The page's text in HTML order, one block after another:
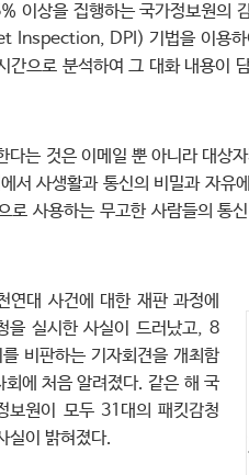
이상을 집행하는 국가정보원의
Inspection, DPI) 기법을 이용하
간으로 분석하여 그 대화 내용이
다는 것은 이메일 뿐 아니라 대상
서 사생활과 통신의 비밀과 자유
로 사용하는 무고한 사람들의 통
연대 사건에 대한 재판 과정에
을 실시한 사실이 드러났고, 8
비판하는 기자회견을 개최함
에 처음 알려졌다. 같은 해 국
보원이 모두 31대의 패킷감청
실이 밝혀졌다.